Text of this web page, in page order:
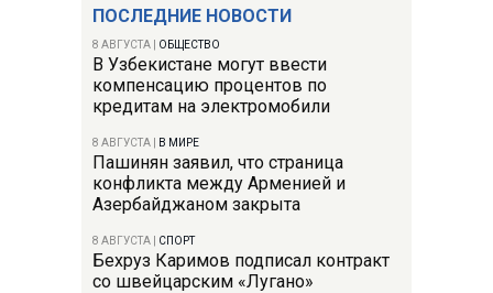
ПОСЛЕДНИЕ НОВОСТИ
8 АВГУСТА ОБЩЕСТВО
В Узбекистане могут ввести
компенсацию процентов по
кредитам на электромобили
8 АВГУСТА В МИРЕ
Пашинян заявил, что страница
конфликта между Арменией и
Азербайджаном закрыта
8 АВГУСТА СПОРТ
Бехруз Каримов подписал контракт
со швейцарским «Лугано»